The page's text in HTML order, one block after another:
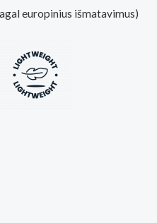
europinius išmatavimus)